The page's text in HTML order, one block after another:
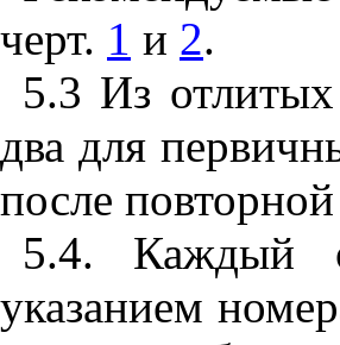
черт. 1 и 2.
5.3 Из отлитых
два для
после
5.4. Каждый
указанием